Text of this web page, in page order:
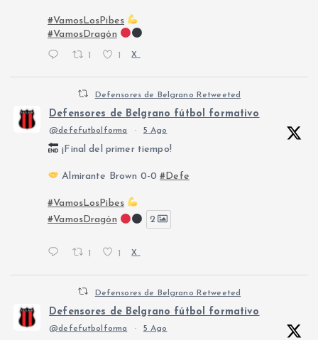
#VamosLosPibes
#VamosDragón
X
Defensores de Belgrano Retweeted
Defensores de Belgrano fútbol formativo
@defefutbolforma · 5 Ago
¡Final del primer tiempo!
Almirante Brown 0-0#Defe
#VamosLosPibes
#VamosDragón
2
1 1 X
Defensores de Belgrano Retweeted
Defensores de Belgrano fútbol formativo
@defefutbolforma · 5 Ago